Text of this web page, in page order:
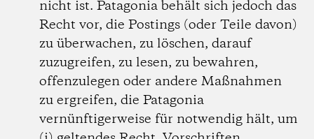
nicht ist. Patagonia behält sich jedoch das
Recht vor, die Postings (oder Teile davon)
zu überwachen, zu löschen, darauf
zuzugreifen, zu lesen, zu bewahren,
offenzulegen oder andere Maßnahmen
zu ergreifen, die Patagonia
vernünftigerweise für notwendig hält, um